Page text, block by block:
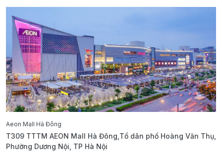
Aeon Mall Hà Đông
T309 TTTM AEON Mall Hà Đông,Tổ dân phố Hoàng Văn Thụ,
Phường Dương Nội, TP Hà Nội